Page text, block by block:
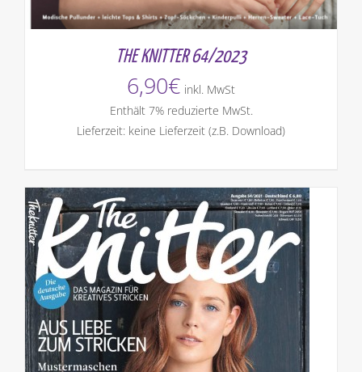
THE KNITTER 64/2023
6,90€ inkl. MwSt
Enthält 7% reduzierte MwSt.
Lieferzeit: keine Lieferzeit (z.B. Download)